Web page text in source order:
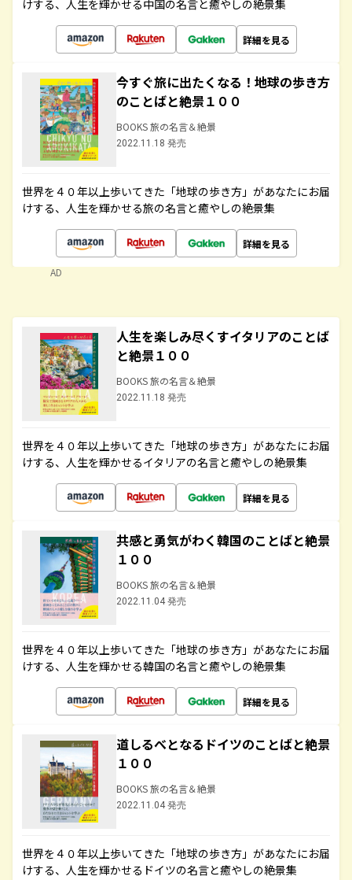
けする、人生を輝かせる中国の名言と癒やしの絶景集
詳細を見る
今すぐ旅に出たくなる！地球の歩き方
のことばと絶景１００
BOOKS 旅の名言＆絶景
2022.11.18 発売
世界を４０年以上歩いてきた「地球の歩き方」があなたにお届
けする、人生を輝かせる旅の名言と癒やしの絶景集
詳細を見る
AD
人生を楽しみ尽くすイタリアのことば
と絶景１００
BOOKS 旅の名言＆絶景
2022.11.18 発売
世界を４０年以上歩いてきた「地球の歩き方」があなたにお届
けする、人生を輝かせるイタリアの名言と癒やしの絶景集
詳細を見る
共感と勇気がわく韓国のことばと絶景
１００
BOOKS 旅の名言＆絶景
2022.11.04 発売
世界を４０年以上歩いてきた「地球の歩き方」があなたにお届
けする、人生を輝かせる韓国の名言と癒やしの絶景集
詳細を見る
道しるべとなるドイツのことばと絶景
１００
BOOKS 旅の名言＆絶景
2022.11.04 発売
世界を４０年以上歩いてきた「地球の歩き方」があなたにお届
けする、人生を輝かせるドイツの名言と癒やしの絶景集